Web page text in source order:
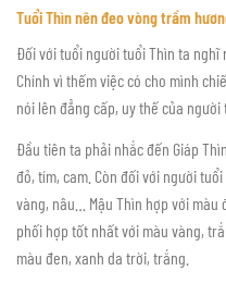
Tuổi Thìn nên đeo vòng trầm
Đối với tuổi người tuổi Thìn ta nghĩ
Chính vì thếm việc có cho mình
nói lên đẳng cấp, uy thế của người
Đầu tiên ta phải nhắc đến Giáp
đỏ, tím, cam. Còn đối với người
vàng, nâu… Mậu Thìn hợp với màu
phối hợp tốt nhất với màu vàng,
màu đen, xanh da trời, trắng.